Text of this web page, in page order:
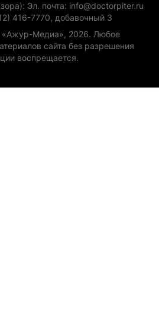
Эл. почта: info@doctorpiter.ru
416-7770, добавочный 3
«Ажур-Медиа», 2026. Любое
сайта без разрешения
воспрещается.